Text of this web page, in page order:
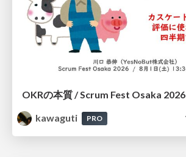
OKRの本質 / Scrum Fest Osaka 2026
kawaguti
PRO